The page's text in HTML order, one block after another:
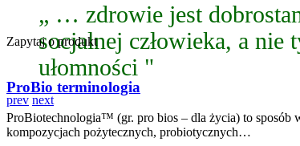
„ … zdrowie jest
socjalnej człowieka, a
ułomności "
prev next
Zapytaj o produkt
ProBio terminologia
ProBiotechnologia™ (gr. pro bios – dla życia) to sposób
kompozycjach pożytecznych, probiotycznych…